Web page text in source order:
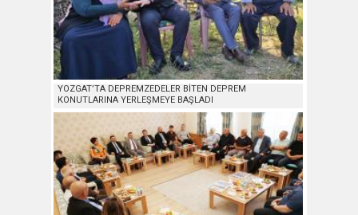
YOZGAT’TA DEPREMZEDELER BİTEN DEPREM
KONUTLARINA YERLEŞMEYE BAŞLADI